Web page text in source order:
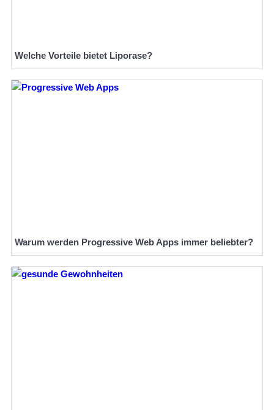
Welche Vorteile bietet Liporase?
Warum werden Progressive Web Apps immer beliebter?